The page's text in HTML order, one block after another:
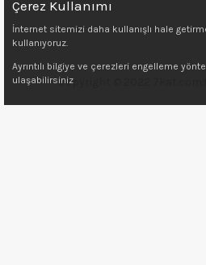
Copyright © 2022 7kat.com.tr
Çerez Kullanımı
İnternet sitemizi daha kullanışlı hale
kullanıyoruz.
Ayrıntılı bilgiye ve çerezleri engelleme
ulaşabilirsiniz